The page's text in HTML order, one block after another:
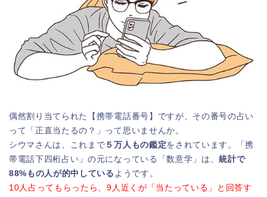
偶然割り当てられた【携帯電話番号】ですが、その番号の占い
って「正直当たるの？」って思いませんか。
シウマさんは、これまで ５万人もの鑑定をされています。「携
帯電話下四桁占い」の元になっている「数意学」は、統計で
88%もの人が的中している ようです。
10人占ってもらったら、9人近くが「当たっている」と回答す